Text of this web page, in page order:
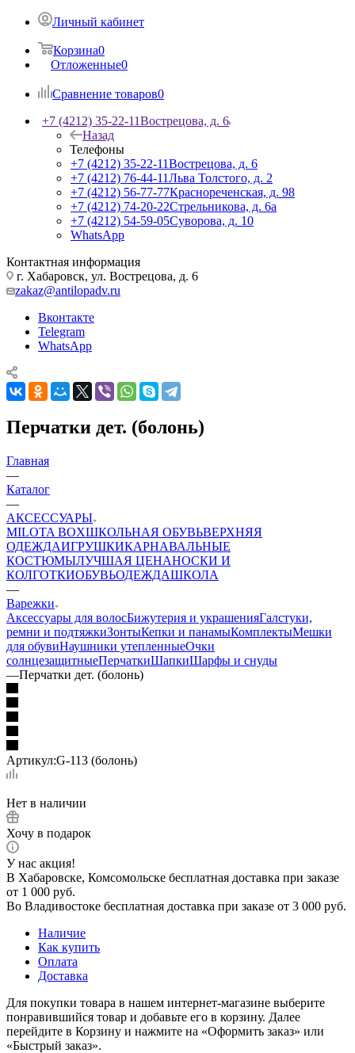
Личный кабинет
Корзина0
Отложенные0
Сравнение товаров0
+7 (4212) 35-22-11Вострецова, д. 6
Назад
Телефоны
+7 (4212) 35-22-11Вострецова, д. 6
+7 (4212) 76-44-11Льва Толстого, д. 2
+7 (4212) 56-77-77Краснореченская, д. 98
+7 (4212) 74-20-22Стрельникова, д. 6а
+7 (4212) 54-59-05Суворова, д. 10
WhatsApp
Контактная информация
г. Хабаровск, ул. Вострецова, д. 6
zakaz@antilopadv.ru
Вконтакте
Telegram
WhatsApp
Перчатки дет. (болонь)
Главная
—
Каталог
—
АКСЕССУАРЫ
MILOTA BOXШКОЛЬНАЯ ОБУВЬВЕРХНЯЯ
ОДЕЖДАИГРУШКИКАРНАВАЛЬНЫЕ
КОСТЮМЫЛУЧШАЯ ЦЕНАНОСКИ И
КОЛГОТКИОБУВЬОДЕЖДАШКОЛА
—
Варежки
Аксессуары для волосБижутерия и украшенияГалстуки,
ремни и подтяжкиЗонтыКепки и панамыКомплектыМешки
для обувиНаушники утепленныеОчки
солнцезащитныеПерчаткиШапкиШарфы и снуды
—Перчатки дет. (болонь)
Артикул:G-113 (болонь)
Нет в наличии
Хочу в подарок
У нас акция!
В Хабаровске, Комсомольске бесплатная доставка при заказе
от 1 000 руб.
Во Владивостоке бесплатная доставка при заказе от 3 000 руб.
Наличие
Как купить
Оплата
Доставка
Для покупки товара в нашем интернет-магазине выберите
понравившийся товар и добавьте его в корзину. Далее
перейдите в Корзину и нажмите на «Оформить заказ» или
«Быстрый заказ».